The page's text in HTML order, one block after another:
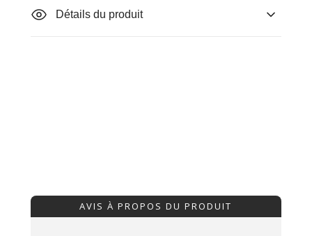
Détails du produit
AVIS À PROPOS DU PRODUIT